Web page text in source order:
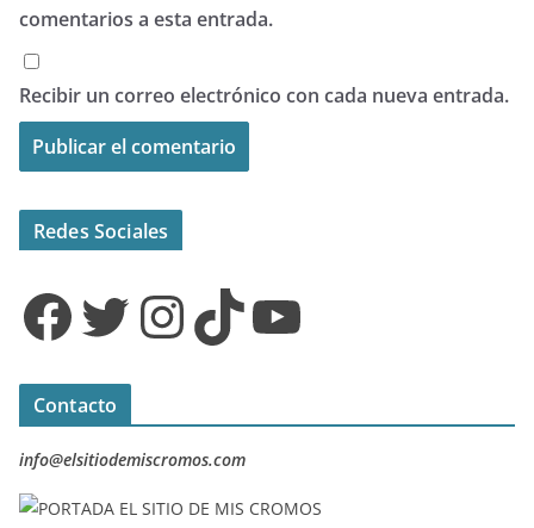
comentarios a esta entrada.
Recibir un correo electrónico con cada nueva entrada.
Redes Sociales
Facebook Twitter InstagramTikTok YouTube
Contacto
info@elsitiodemiscromos.com